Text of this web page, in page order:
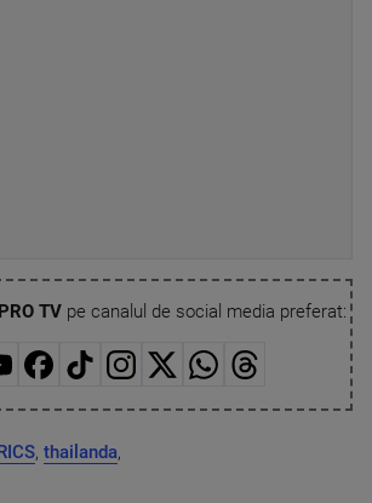
TVpe canalul de social media preferat:
, thailanda,